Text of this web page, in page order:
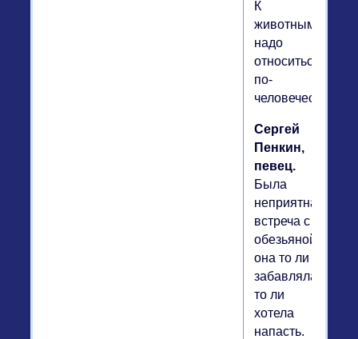
К
животным
надо
относиться
по-
человечески.
Сергей
Пенкин,
певец.
Была
неприятная
встреча с
обезьяной:
она то ли
забавлялась,
то ли
хотела
напасть.